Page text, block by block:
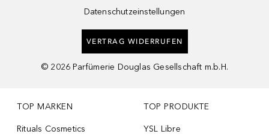
Datenschutzeinstellungen
VERTRAG WIDERRUFEN
© 2026 Parfümerie Douglas Gesellschaft m.b.H.
TOP MARKEN
Rituals Cosmetics
TOP PRODUKTE
YSL Libre